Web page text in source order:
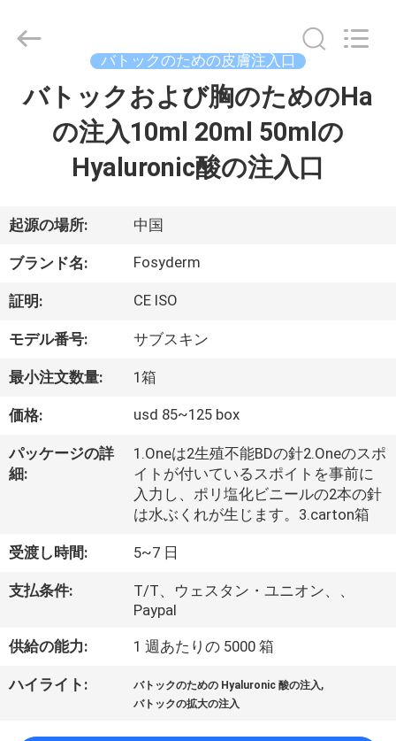
家
品
わ
た
し
ち
に
い
工
2026
Jinan
バトックのための皮膚注入口
バトックおよび胸のためのHa
の注入10ml 20ml 50mlの
Hyaluronic酸の注入口
起源の場所: 中国
ブランド名: Fosyderm
証明: CE ISO
モデル番号: サブスキン
最小注文数量: 1箱
価格: usd 85~125 box
パッケージの詳
細:
1.Oneは2生殖不能BDの針2.Oneのスポ
イトが付いているスポイトを事前に
入力し、ポリ塩化ビニールの2本の針
は水ぶくれが生じます。3.carton箱
受渡し時間: 5~7 日
支払条件:
T/T、ウェスタン・ユニオン、、
Paypal
供給の能力: 1 週あたりの 5000 箱
ハイライト: バトックのための Hyaluronic 酸の注入,
バトックの拡大の注入